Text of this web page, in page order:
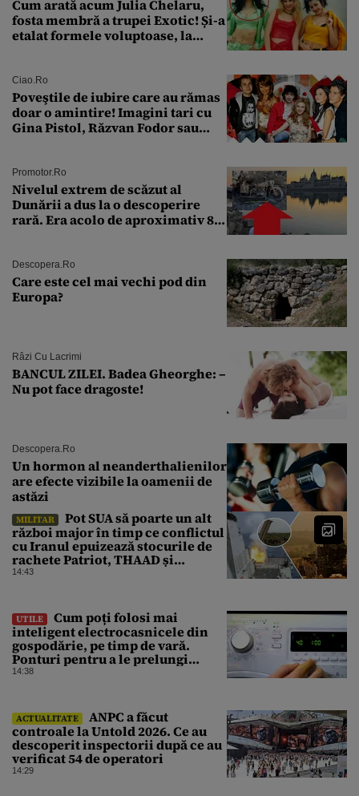
Cum arată acum Julia Chelaru,
fosta membră a trupei Exotic! Și-a
etalat formele voluptoase, la
Ciao.ro
Poveştile de iubire care au rămas
doar o amintire! Imagini tari cu
Gina Pistol, Răzvan Fodor sau
Promotor.ro
Nivelul extrem de scăzut al
Dunării a dus la o descoperire
rară. Era acolo de aproximativ 80
Descopera.ro
Care este cel mai vechi pod din
Europa?
Râzi Cu Lacrimi
BANCUL ZILEI. Badea Gheorghe: –
Nu pot face dragoste!
Descopera.ro
Un hormon al neanderthalienilor
are efecte vizibile la oamenii de
astăzi
MILITAR
Pot SUA să poarte un alt
război major în timp ce conflictul
cu Iranul epuizează stocurile de
rachete Patriot, THAAD și
Tomahawk?
14:43
UTILE
Cum poți folosi mai
inteligent electrocasnicele din
gospodărie, pe timp de vară.
Ponturi pentru a le prelungi
durata de viață
14:38
ACTUALITATE
ANPC a făcut
controale la Untold 2026. Ce au
descoperit inspectorii după ce au
verificat 54 de operatori
14:29